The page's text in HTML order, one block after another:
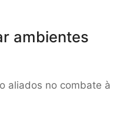
ambientes
aliados no combate à